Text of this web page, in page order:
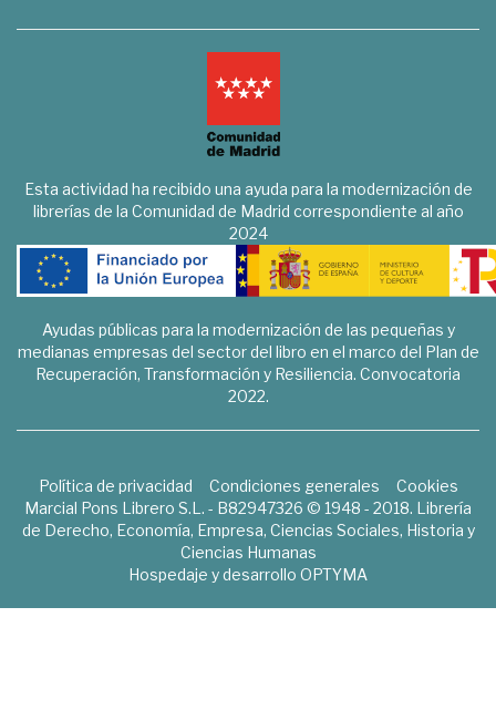
Esta actividad ha recibido una ayuda para la modernización de
librerías de la Comunidad de Madrid correspondiente al año
2024
Ayudas públicas para la modernización de las pequeñas y
medianas empresas del sector del libro en el marco del Plan de
Recuperación, Transformación y Resiliencia. Convocatoria
2022.
Política de privacidad Condiciones generales
Cookies
Marcial Pons Librero S.L. - B82947326 © 1948 - 2018. Librería
de Derecho, Economía, Empresa, Ciencias Sociales, Historia y
Ciencias Humanas
Hospedaje y desarrollo OPTYMA